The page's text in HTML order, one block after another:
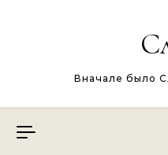
Вначале было